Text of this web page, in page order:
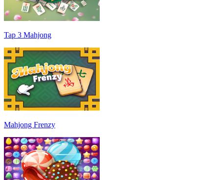
Tap 3 Mahjong
Mahjong Frenzy